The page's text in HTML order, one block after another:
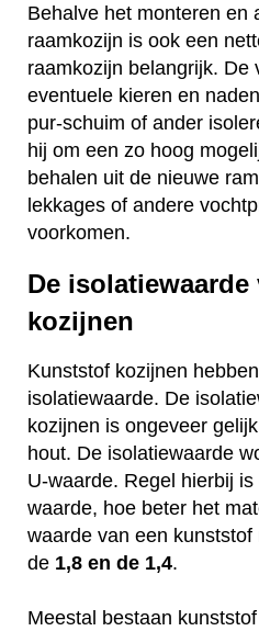
Behalve het monteren en
raamkozijn is ook een
raamkozijn belangrijk. De
eventuele kieren en
pur-schuim of ander
hij om een zo hoog
behalen uit de nieuwe
lekkages of andere
voorkomen.
De
kozijnen
Kunststof kozijnen
isolatiewaarde. De
kozijnen is ongeveer
hout. De isolatiewaarde
U-waarde. Regel hierbij
waarde, hoe beter het
waarde van een
de 1,8 en de 1,4.
Meestal bestaan